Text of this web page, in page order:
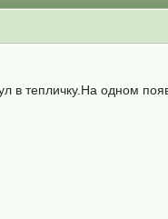
в тепличку.На одном